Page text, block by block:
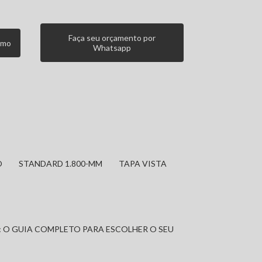
Faça seu orçamento por
Whatsapp
STANDARD 1.800-MM TAPA VISTA
GUIA COMPLETO PARA ESCOLHER O SEU